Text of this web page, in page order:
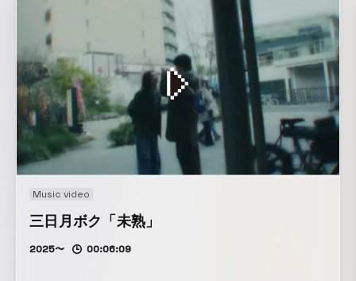
うに調整しています
Music video
三日月ボク「未熟」
2025〜 00:06:09